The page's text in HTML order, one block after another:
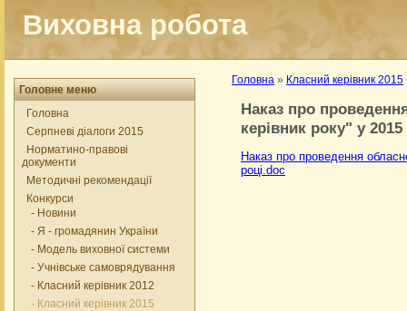
Виховна робота
Головне меню
Головна
Серпневі діалоги 2015
Норматино-правові
документи
Методичні рекомендації
Конкурси
- Новини
- Я - громадянин України
- Модель виховної системи
- Учнівське самоврядування
- Класний керівник 2012
- Класний керівник 2015
Головна » Класний керівник 2015
Наказ про
керівник року" у 2015
Наказ про проведення
році.doc